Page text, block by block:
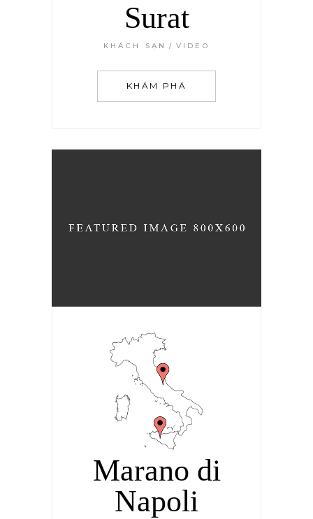
Surat
KHÁCH SẠN VIDEO
KHÁM PHÁ
Marano di
Napoli